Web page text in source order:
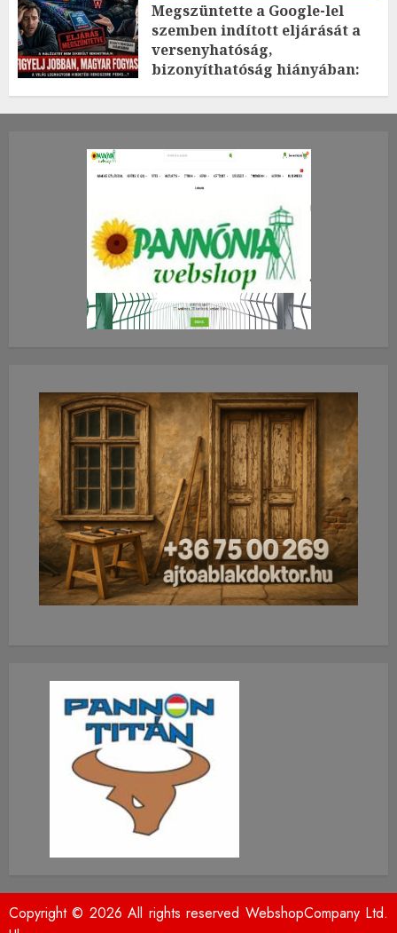
Megszüntette a Google-lel
szemben indított eljárását a
versenyhatóság,
bizonyíthatóság hiányában:
2026.JÚLIUS.23. CSÜTÖRTÖK.
0
Copyright © 2026 All rights reserved WebshopCompany Ltd.